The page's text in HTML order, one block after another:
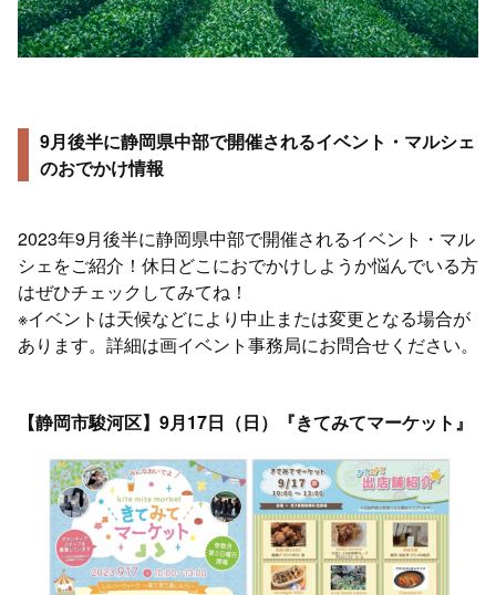
9月後半に静岡県中部で開催されるイベント・マルシェ
のおでかけ情報
2023年9月後半に静岡県中部で開催されるイベント・マル
シェをご紹介！休日どこにおでかけしようか悩んでいる方
はぜひチェックしてみてね！
※イベントは天候などにより中止または変更となる場合が
あります。詳細は画イベント事務局にお問合せください。
【静岡市駿河区】9月17日（日）『きてみてマーケット』